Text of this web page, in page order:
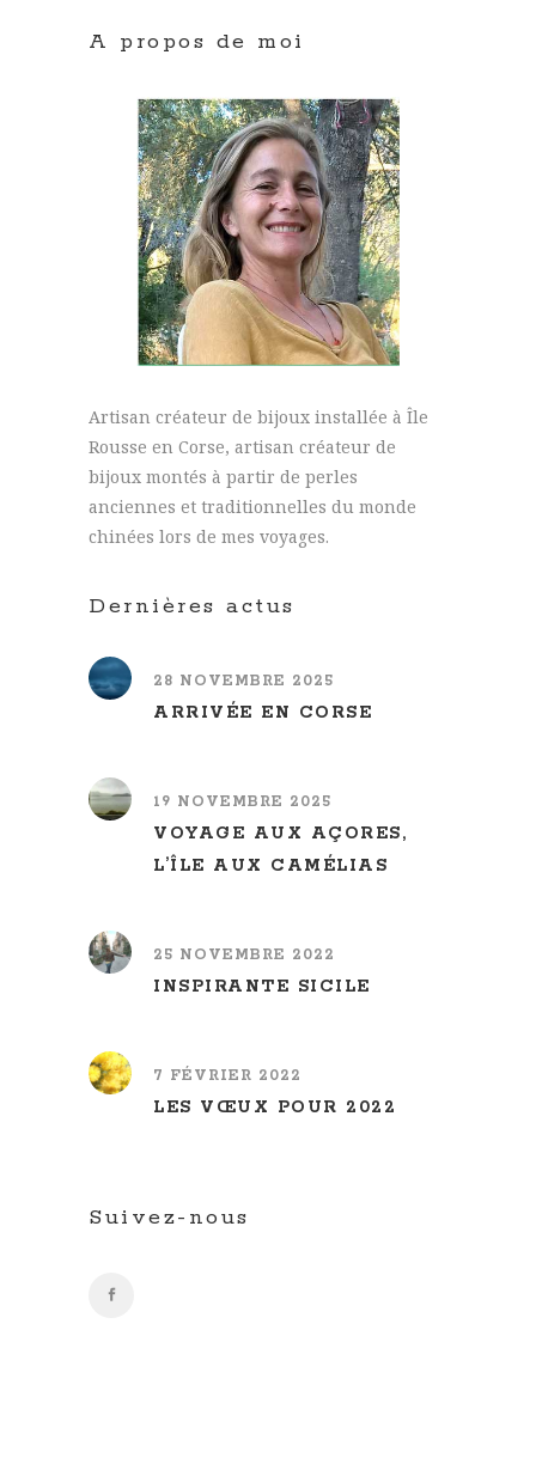
A propos de moi
Artisan créateur de bijoux installée à Île
Rousse en Corse, artisan créateur de
bijoux montés à partir de perles
anciennes et traditionnelles du monde
chinées lors de mes voyages.
Dernières actus
28 NOVEMBRE 2025
ARRIVÉE EN CORSE
19 NOVEMBRE 2025
VOYAGE AUX AÇORES,
L’ÎLE AUX CAMÉLIAS
25 NOVEMBRE 2022
INSPIRANTE SICILE
7 FÉVRIER 2022
LES VŒUX POUR 2022
Suivez-nous